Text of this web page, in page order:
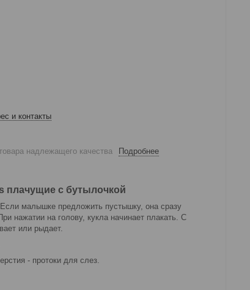
и контакты
надлежащего качества Подробнее
плачущие с бутылочкой
малышке предложить пустышку, она сразу
нажатии на голову, кукла начинает плакать. С
или рыдает.
- протоки для слез.